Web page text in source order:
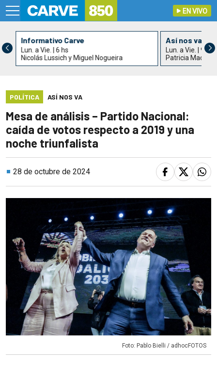
EN VIVO
Informativo Carve
Lun. a Vie. | 6 hs
Nicolás Lussich y Miguel Nogueira
Así nos va
Lun. a Vie. | 9 hs
Patricia Madrid
POLÍTICA ASÍ NOS VA
Mesa de análisis – Partido Nacional:
caída de votos respecto a 2019 y una
noche triunfalista
28 de octubre de 2024
Foto: Pablo Bielli / adhocFOTOS